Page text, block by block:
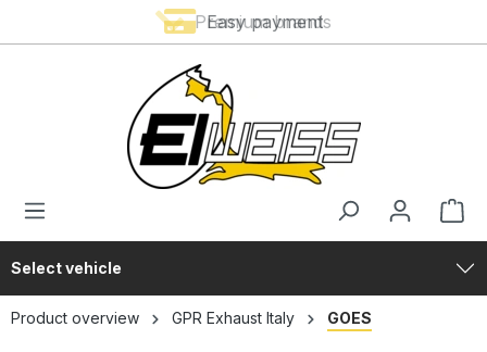
Premium brands
Easy payment
Select vehicle
Product overview GPR Exhaust Italy GOES